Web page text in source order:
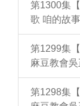
第1300集
歌 咱的故
第1299集
麻豆教會
第1298集